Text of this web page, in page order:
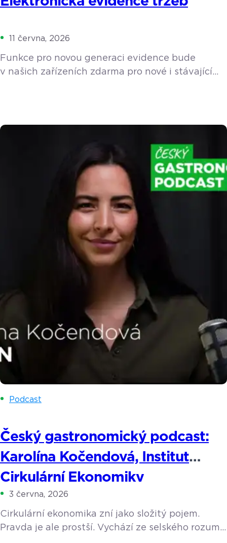
11 června, 2026
Funkce pro novou generaci evidence bude
v našich zařízeních zdarma pro nové i stávající
na všechny změny připravit bez zbytečného
tržeb 2.0 Abychom vám usnadnili orientaci
v nadcházejících legislativních krocích, připravili
Podcast
Český gastronomický podcast:
Karolína Kočendová, Institut
Cirkulární Ekonomiky
3 června, 2026
Cirkulární ekonomika zní jako složitý pojem.
Pravda je ale prostší. Vychází ze selského rozumu